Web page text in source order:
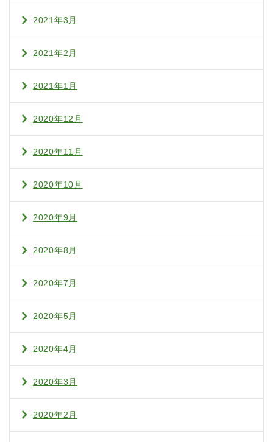
2021年3月
2021年2月
2021年1月
2020年12月
2020年11月
2020年10月
2020年9月
2020年8月
2020年7月
2020年5月
2020年4月
2020年3月
2020年2月